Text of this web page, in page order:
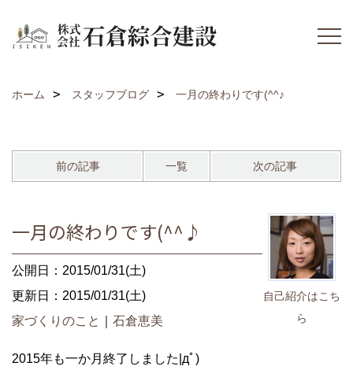
ホーム スタッフブログ 一月の終わりです(^^♪
前の記事 一覧 次の記事
自己紹介はこち
ら
一月の終わりです(^^♪
公開日：2015/01/31(土)
更新日：2015/01/31(土)
家づくりのこと
石倉恵美
2015年も一か月終了しました|дﾟ)